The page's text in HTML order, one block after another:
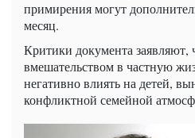
примирения могут
месяц.
Критики документа заявляют,
вмешательством в частную
негативно влиять на детей,
конфликтной семейной